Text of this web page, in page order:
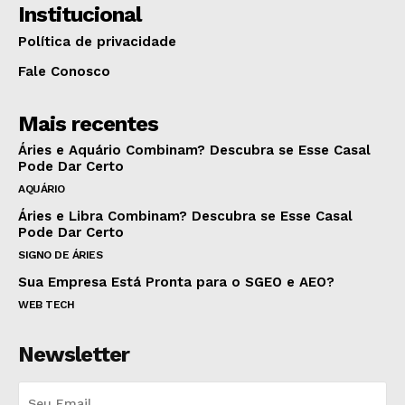
Institucional
Política de privacidade
Fale Conosco
Mais recentes
Áries e Aquário Combinam? Descubra se Esse Casal
Pode Dar Certo
AQUÁRIO
Áries e Libra Combinam? Descubra se Esse Casal
Pode Dar Certo
SIGNO DE ÁRIES
Sua Empresa Está Pronta para o SGEO e AEO?
WEB TECH
Newsletter